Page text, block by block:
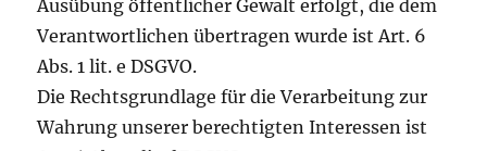
Ausübung öffentlicher Gewalt erfolgt, die dem
Verantwortlichen übertragen wurde ist Art. 6
Abs. 1 lit. e DSGVO.
Die Rechtsgrundlage für die Verarbeitung zur
Wahrung unserer berechtigten Interessen ist